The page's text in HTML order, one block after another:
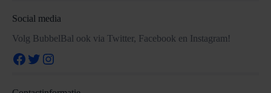
Social media
Volg BubbelBal ook via Twitter, Facebook en Instagram!
Facebook
Twitter
Instagram